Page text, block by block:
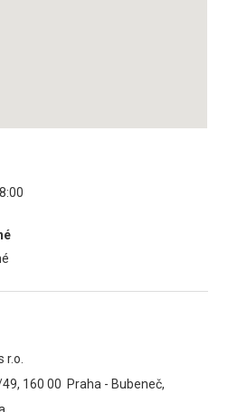
r.o.
160 00 Praha - Bubeneč,